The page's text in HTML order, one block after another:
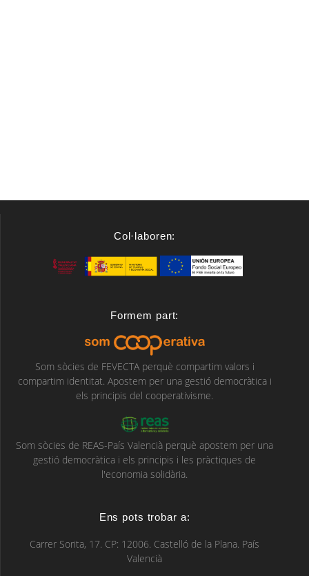
Col·laboren:
Formem part:
Som sòcies de FEVECTA perquè compartim valors i
compartim identitat. Apostem per una gestió democràtica i
els principis del cooperativisme.
Som sòcies de REAS-País Valencià perquè apostem per una
gestió democràtica i els principis i les pràctiques de
l'economia solidària.
Ens pots trobar a:
Carrer Sorita, 17. CP: 12006. Castelló de la Plana. País
Valencià